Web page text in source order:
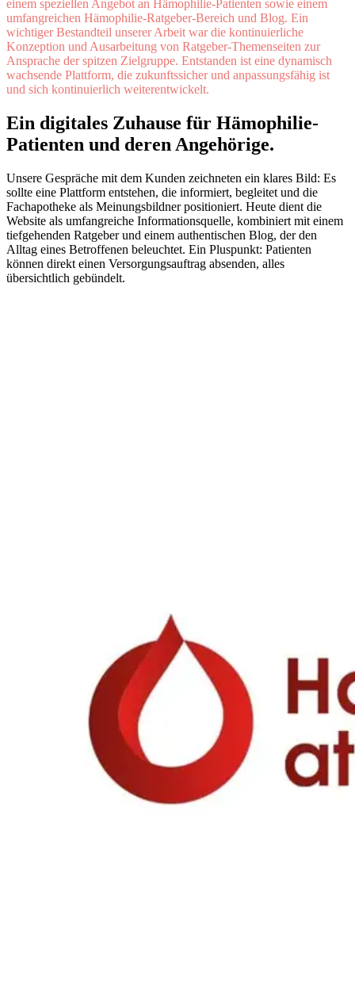
einem speziellen Angebot an Hämophilie-Patienten sowie einem
umfangreichen Hämophilie-Ratgeber-Bereich und Blog. Ein
wichtiger Bestandteil unserer Arbeit war die kontinuierliche
Konzeption und Ausarbeitung von Ratgeber-Themenseiten zur
Ansprache der spitzen Zielgruppe. Entstanden ist eine dynamisch
wachsende Plattform, die zukunftssicher und anpassungsfähig ist
und sich kontinuierlich weiterentwickelt.
Ein digitales Zuhause für Hämophilie-
Patienten und deren Angehörige.
Unsere Gespräche mit dem Kunden zeichneten ein klares Bild: Es
sollte eine Plattform entstehen, die informiert, begleitet und die
Fachapotheke als Meinungsbildner positioniert. Heute dient die
Website als umfangreiche Informationsquelle, kombiniert mit einem
tiefgehenden Ratgeber und einem authentischen Blog, der den
Alltag eines Betroffenen beleuchtet. Ein Pluspunkt: Patienten
können direkt einen Versorgungsauftrag absenden, alles
übersichtlich gebündelt.